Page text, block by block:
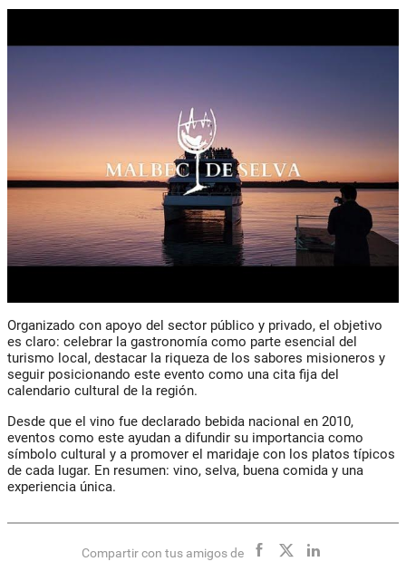
Organizado con apoyo del sector público y privado, el objetivo
es claro: celebrar la gastronomía como parte esencial del
turismo local, destacar la riqueza de los sabores misioneros y
seguir posicionando este evento como una cita fija del
calendario cultural de la región.
Desde que el vino fue declarado bebida nacional en 2010,
eventos como este ayudan a difundir su importancia como
símbolo cultural y a promover el maridaje con los platos típicos
de cada lugar. En resumen: vino, selva, buena comida y una
experiencia única.
Compartir con tus amigos de